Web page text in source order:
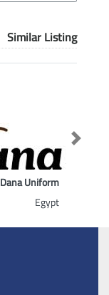
Similar Listing
Dana Uniform
Egypt
Next